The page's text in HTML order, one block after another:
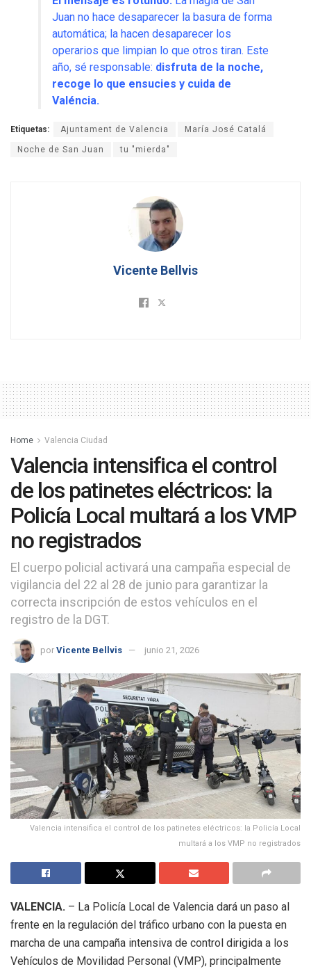
Juan no hace desaparecer la basura de forma
automática; la hacen desaparecer los
operarios que limpian lo que otros tiran. Este
año, sé responsable: disfruta de la noche,
recoge lo que ensucies y cuida de
Valéncia.
Etiquetas: Ajuntament de Valencia María José Catalá
Noche de San Juan tu "mierda"
Vicente Bellvis
Home Valencia Ciudad
Valencia intensifica el control
de los patinetes eléctricos: la
Policía Local multará a los VMP
no registrados
El cuerpo policial activará una campaña especial de
vigilancia del 22 al 28 de junio para garantizar la
correcta inscripción de estos vehículos en el
registro de la DGT.
por Vicente Bellvis junio 21, 2026
Valencia intensifica el control de los patinetes eléctricos: la Policía Local
multará a los VMP no registrados
VALENCIA. – La Policía Local de Valencia dará un paso al
frente en la regulación del tráfico urbano con la puesta en
marcha de una campaña intensiva de control dirigida a los
Vehículos de Movilidad Personal (VMP), principalmente